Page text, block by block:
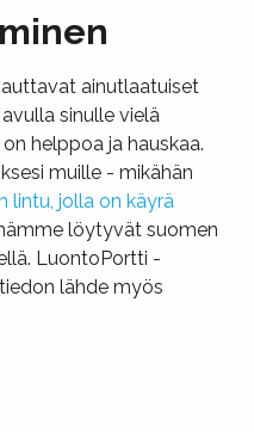
ainutlaatuiset
sinulle vielä
helppoa ja hauskaa.
muille - mikähän
lintu, jolla on käyrä
löytyvät suomen
LuontoPortti -
lähde myös